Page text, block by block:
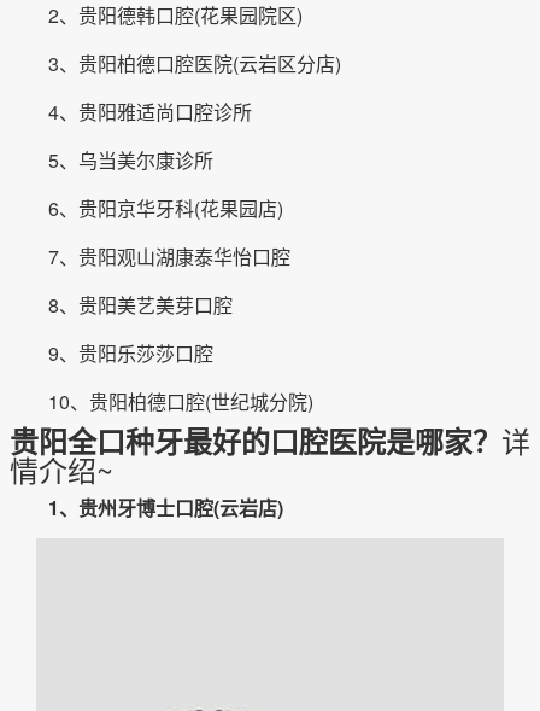
2、贵阳德韩口腔(花果园院区)
3、贵阳柏德口腔医院(云岩区分店)
4、贵阳雅适尚口腔诊所
5、乌当美尔康诊所
6、贵阳京华牙科(花果园店)
7、贵阳观山湖康泰华怡口腔
8、贵阳美艺美芽口腔
9、贵阳乐莎莎口腔
10、贵阳柏德口腔(世纪城分院)
贵阳全口种牙最好的口腔医院是哪家？ 详
情介绍~
1、贵州牙博士口腔(云岩店)